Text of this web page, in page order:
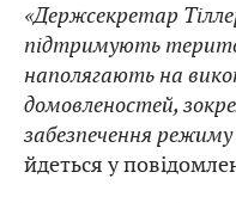
«Держсекретар
підтримують
наполягають на
домовленостей,
забезпечення
йдеться у